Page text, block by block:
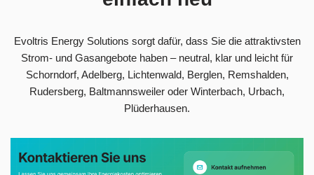
Evoltris Energy Solutions sorgt dafür, dass Sie die attraktivsten
Strom- und Gasangebote haben – neutral, klar und leicht für
Schorndorf, Adelberg, Lichtenwald, Berglen, Remshalden,
Rudersberg, Baltmannsweiler oder Winterbach, Urbach,
Plüderhausen.